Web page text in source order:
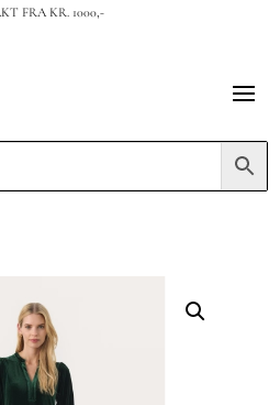
FRA KR. 1000,-